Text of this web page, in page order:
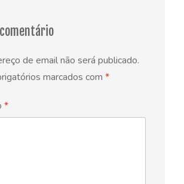
de email não será publicado.
marcados com *
*